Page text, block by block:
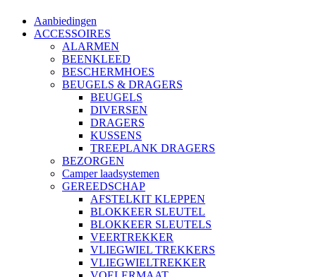
Aanbiedingen
ACCESSOIRES
ALARMEN
BEENKLEED
BESCHERMHOES
BEUGELS & DRAGERS
BEUGELS
DIVERSEN
DRAGERS
KUSSENS
TREEPLANK DRAGERS
BEZORGEN
Camper laadsystemen
GEREEDSCHAP
AFSTELKIT KLEPPEN
BLOKKEER SLEUTEL
BLOKKEER SLEUTELS
VEERTREKKER
VLIEGWIEL TREKKERS
VLIEGWIELTREKKER